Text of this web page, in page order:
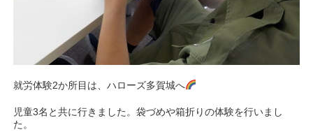
就労体験2か所目は、ハローズ多賀城へ
児童3名と共に行きました。袋づめや箱折りの体験を行いまし
た。